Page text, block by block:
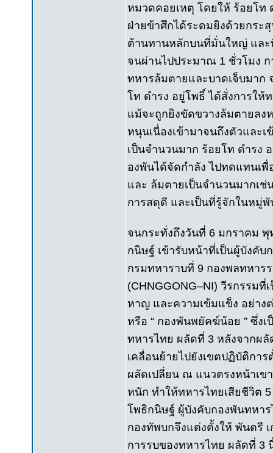
หมวดคอยเหตุ โดยให้ ร้อยโท
ฝ่ายข้าศึกได้ระดมยิงด้วยกร
ต้านทานหลักบนที่มั่นใหญ่ และ
จนผ่านไปประมาณ 1 ชั่วโมง
ทหารล้มตายและบาดเจ็บมาก
โท ดำรง อยู่โพธิ์ ได้สั่งการให้
แม้จะถูกยิงขัดขวางล้มตายลง
หนุนเนื่องเข้ามาจนถึงตัวและ
เป็นจำนวนมาก ร้อยโท ดำรง
องพันได้จัดกำลัง ไปทดแทนเ
และ ล้มตายเป็นจำนวนมากเ
การสดุดี และเป็นที่รู้จักในหมู่
จนกระทั่งถึงวันที่ 6 มกราคม
กนิษฐ์ เข้ารับหน้าที่เป็นผู้บังคั
กรมทหาราบที่ 9 กองพลทหาร
(CHNGGONG–NI) วีรกรรม
หาญ และความเข้มแข็ง อย่างต่
หรือ “ กองพันพยัคฆ์น้อย ” ซึ่ง
ทหารไทย ผลัดที่ 3 หลังจากผ
เคลื่อนย้ายไปยังเขตปฏิบัติกา
ผลัดเปลี่ยน ณ แนวตรงหน้าเข
หนัก ทำให้ทหารไทยเสียชีวิต
โพธิกนิษฐ์ ผู้บังคับกองพันทหา
กองทัพบกจึงแต่งตั้งให้ พันตรี
การรบของทหารไทย ผลัดที่ 3